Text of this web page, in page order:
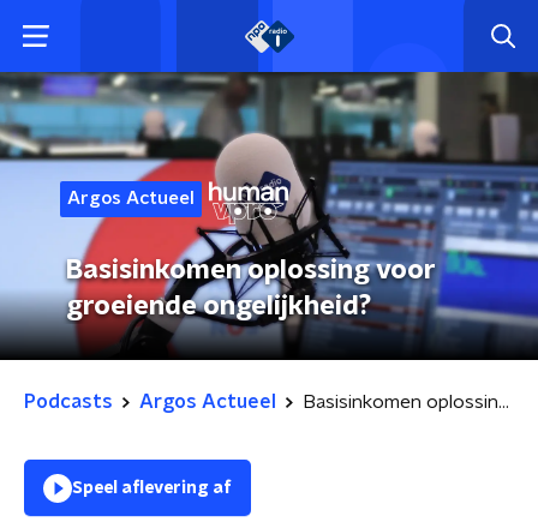
Argos Actueel
Basisinkomen oplossing voor
groeiende ongelijkheid?
Podcasts Argos Actueel Basisinkomen oplossing voor groeiende ongelijkheid?
Speel aflevering af